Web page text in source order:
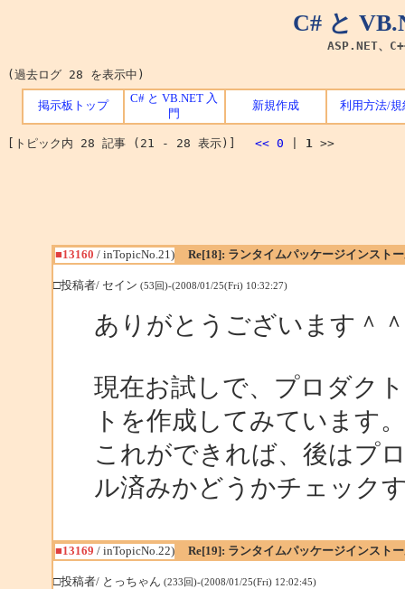
C# と
ASP.NET、
(過去ログ 28 を表示中)
掲示板トップ
C# と VB.NET 入
門
新規作成 利用方法/規
[トピック内 28 記事 (21 - 28 表示)] << 0 1 >>
■13160 / inTopicNo.21) Re[18]: ランタイムパッケージインスト
□投稿者/ セイン (53回)-(2008/01/25(Fri) 10:32:27)
ありがとうございます＾
現在お試しで、プロダク
トを作成してみています。
これができれば、後はプ
ル済みかどうかチェック
■13169 / inTopicNo.22) Re[19]: ランタイムパッケージインスト
□投稿者/ とっちゃん (233回)-(2008/01/25(Fri) 12:02:45)